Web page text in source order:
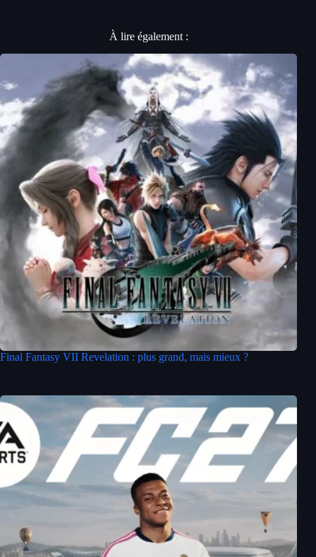
À lire également :
Final Fantasy VII Revelation : plus grand, mais mieux ?